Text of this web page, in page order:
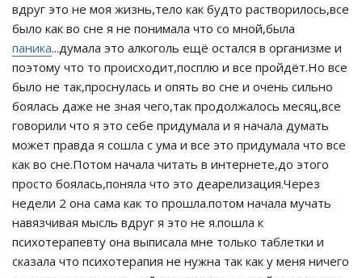
вдруг это не моя жизнь,тело как будто растворилось,все
было как во сне я не понимала что со мной,была
паника...думала это алкоголь ещё остался в организме и
поэтому что то происходит,посплю и все пройдёт.Но все
было не так,проснулась и опять во сне и очень сильно
боялась даже не зная чего,так продолжалось месяц,все
говорили что я это себе придумала и я начала думать
может правда я сошла с ума и все это придумала что все
как во сне.Потом начала читать в интернете,до этого
просто боялась,поняла что это деарелизация.Через
недели 2 она сама как то прошла.потом начала мучать
навязчивая мысль вдруг я это не я.пошла к
психотерапевту она выписала мне только таблетки и
сказала что психотерапия не нужна так как у меня ничего